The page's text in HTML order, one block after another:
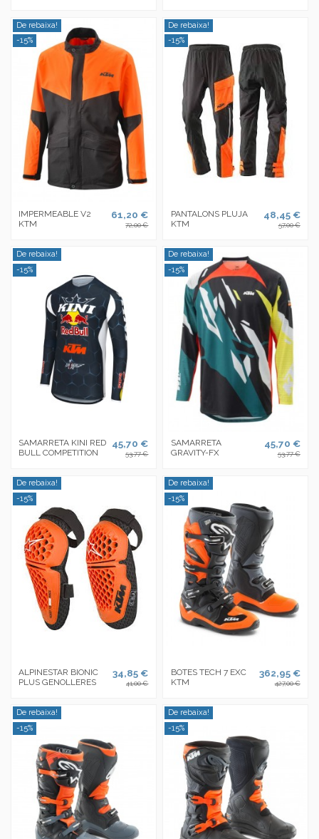
De rebaixa!
-15%
IMPERMEABLE V2
KTM
61,20 €
72,00 €
De rebaixa!
-15%
PANTALONS PLUJA
KTM
48,45 €
57,00 €
De rebaixa!
-15%
SAMARRETA KINI RED
BULL COMPETITION
45,70 €
53,77 €
De rebaixa!
-15%
SAMARRETA
GRAVITY-FX
45,70 €
53,77 €
De rebaixa!
-15%
ALPINESTAR BIONIC
PLUS GENOLLERES
34,85 €
41,00 €
De rebaixa!
-15%
BOTES TECH 7 EXC
KTM
362,95 €
427,00 €
De rebaixa!
-15%
De rebaixa!
-15%